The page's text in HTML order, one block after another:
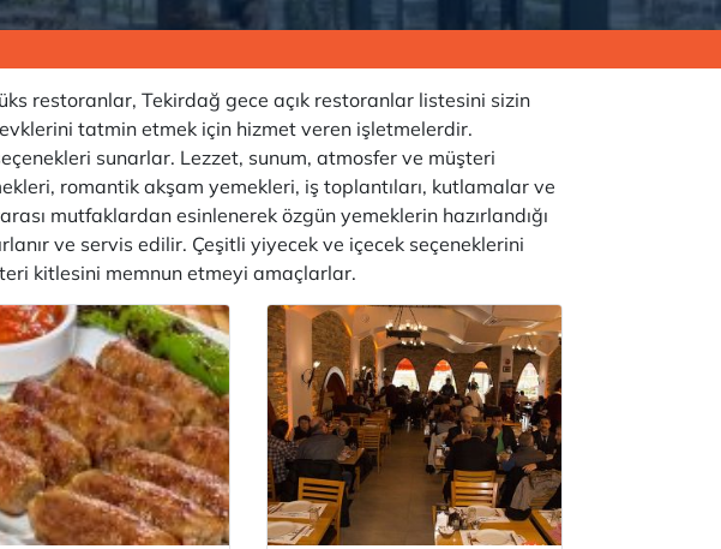
restoranlar, Tekirdağ gece açık restoranlar listesini sizin
tatmin etmek için hizmet veren işletmelerdir.
sunarlar. Lezzet, sunum, atmosfer ve müşteri
romantik akşam yemekleri, iş toplantıları, kutlamalar ve
mutfaklardan esinlenerek özgün yemeklerin hazırlandığı
ve servis edilir. Çeşitli yiyecek ve içecek seçeneklerini
kitlesini memnun etmeyi amaçlarlar.